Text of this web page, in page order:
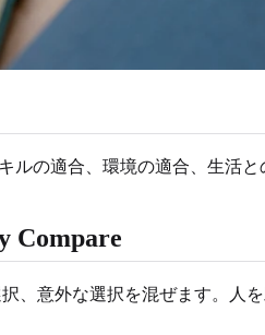
の適合、環境の適合、生活
Compare
、意外な選択を混ぜます。